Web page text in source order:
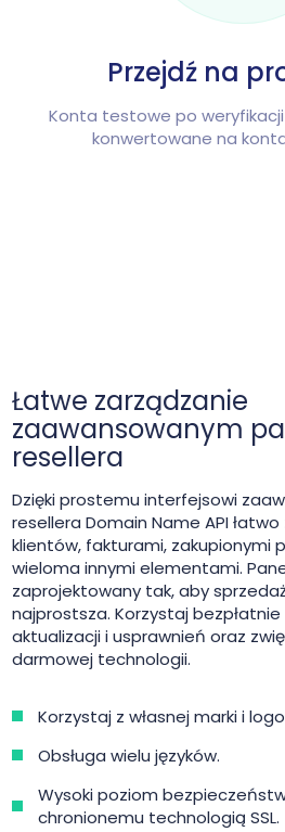
Przejdź na
Konta testowe po
konwertowane na
Łatwe zarządzanie
zaawansowanym
resellera
Dzięki prostemu interfejsowi
resellera Domain Name API
klientów, fakturami, zakupionymi
wieloma innymi elementami.
zaprojektowany tak, aby
najprostsza. Korzystaj
aktualizacji i usprawnień oraz
darmowej technologii.
Korzystaj z własnej marki i
Obsługa wielu języków.
Wysoki poziom
chronionemu technologią SSL.